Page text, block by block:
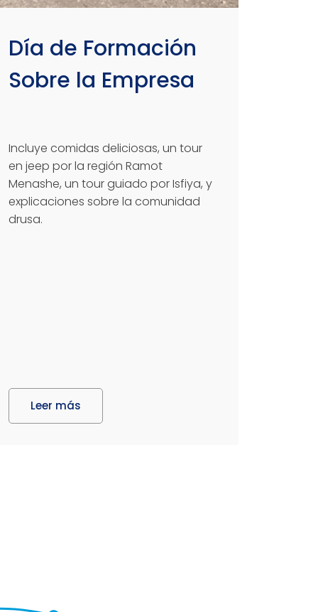
Día de Formación
Sobre la Empresa
Incluye comidas deliciosas, un tour
en jeep por la región Ramot
Menashe, un tour guiado por Isfiya, y
explicaciones sobre la comunidad
drusa.
Leer más